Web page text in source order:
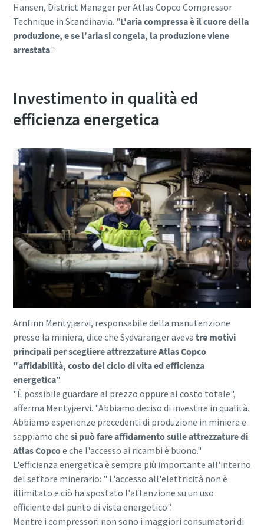
Tutto ciò che devi sapere sul tuo processo di
trasporto pneumatico
Scopri come creare un processo di trasporto pneumatico
più efficiente.
Per saperne di più
Hansen, District Manager per Atlas Copco Compressor
Technique in Scandinavia. "L'aria compressa è il cuore della
produzione, e se l'aria si congela, la produzione viene
arrestata."
Investimento in qualità ed
efficienza energetica
Arnfinn Mentyjærvi, responsabile della manutenzione
presso la miniera, dice che Sydvaranger aveva tre motivi
principali per scegliere attrezzature Atlas Copco
"affidabilità, costo del ciclo di vita ed efficienza
energetica".
"È possibile guardare al prezzo oppure al costo totale",
afferma Mentyjærvi. "Abbiamo deciso di investire in qualità.
Abbiamo esperienze precedenti di produzione in miniera e
sappiamo che si può fare affidamento sulle attrezzature di
Atlas Copcoe che l'accesso ai ricambi è buono."
L'efficienza energetica è sempre più importante all'interno
del settore minerario: " L'accesso all'elettricità non è
illimitato e ciò ha spostato l'attenzione su un uso
efficiente dal punto di vista energetico".
Mentre i compressori non sono i maggiori consumatori di